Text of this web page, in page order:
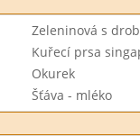
Zeleninová s
Kuřecí prsa
Okurek
Šťáva - mléko